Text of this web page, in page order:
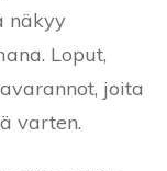
näkyy
Loput,
joita
varten.